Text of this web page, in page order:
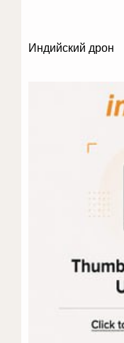
Индийский дрон